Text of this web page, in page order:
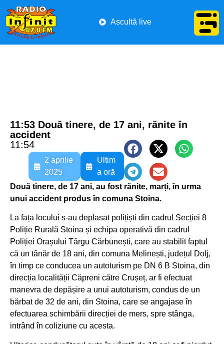
Ascultă live
11:53 Două tinere, de 17 ani, rănite în
accident
11:54
2 aprilie
2025
Ultim
a oră
Două tinere, de 17 ani, au fost rănite, marți, în urma
unui accident produs în comuna Stoina.
La fața locului s-au deplasat polițiști din cadrul Secției 8
Poliție Rurală Stoina și echipa operativă din cadrul
Poliției Orașului Târgu Cărbunești, care au stabilit faptul
că un tânăr de 18 ani, din comuna Melinești, județul Dolj,
în timp ce conducea un autoturism pe DN 6 B Stoina, din
direcția localității Căpreni către Crușeț, ar fi efectuat
manevra de depășire a unui autoturism, condus de un
bărbat de 32 de ani, din Stoina, care se angajase în
efectuarea schimbării direcției de mers, spre stânga,
intrând în coliziune cu acesta.